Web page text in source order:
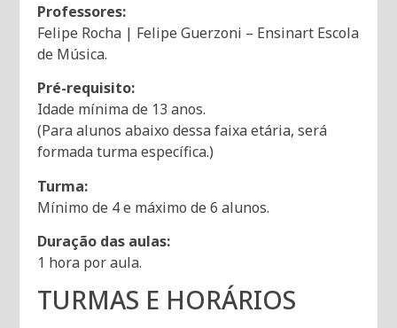
Professores:
Felipe Rocha | Felipe Guerzoni – Ensinart Escola
de Música.
Pré-requisito:
Idade mínima de 13 anos.
(Para alunos abaixo dessa faixa etária, será
formada turma específica.)
Turma:
Mínimo de 4 e máximo de 6 alunos.
Duração das aulas:
1 hora por aula.
TURMAS E HORÁRIOS